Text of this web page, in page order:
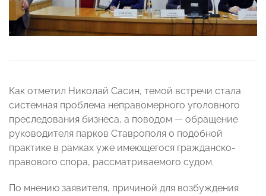
Как отметил Николай Сасин, темой встречи стала
системная проблема неправомерного уголовного
преследования бизнеса, а поводом — обращение
руководителя парков Ставрополя о подобной
практике в рамках уже имеющегося гражданско-
правового спора, рассматриваемого судом.
По мнению заявителя, причиной для возбуждения